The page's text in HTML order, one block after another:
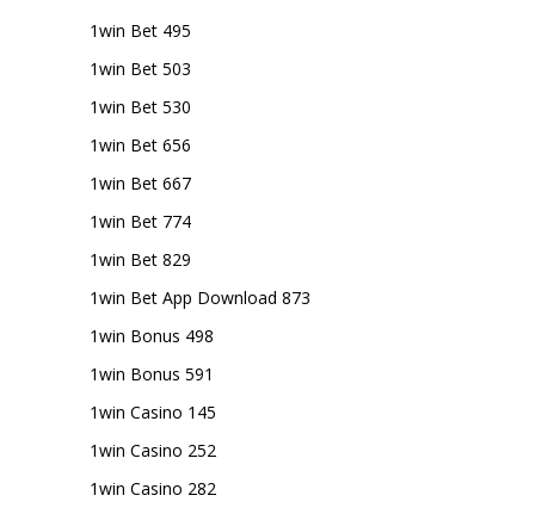
1win Bet 495
1win Bet 503
1win Bet 530
1win Bet 656
1win Bet 667
1win Bet 774
1win Bet 829
1win Bet App Download 873
1win Bonus 498
1win Bonus 591
1win Casino 145
1win Casino 252
1win Casino 282